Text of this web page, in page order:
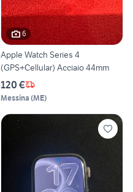
6
Apple Watch Series 4
(GPS+Cellular) Acciaio 44mm
120 €
Messina (ME)